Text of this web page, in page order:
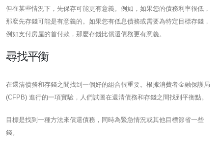
但在某些情況下，先保存可能更有意義。例如，如果您的債務利率很低，
那麼先存錢可能是有意義的。如果您有低息債務或需要為特定目標存錢，
例如支付房屋的首付款，那麼存錢比償還債務更有意義。
尋找平衡
在還清債務和存錢之間找到一個好的組合很重要。根據消費者金融保護局
(CFPB) 進行的一項實驗，人們試圖在還清債務和存錢之間找到平衡點。
目標是找到一種方法來償還債務，同時為緊急情況或其他目標節省一些
錢。